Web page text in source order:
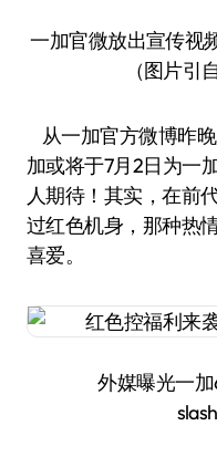
一加官微放出宣传视
（图片引
从一加官方微博昨
加或将于7月2日为一
人期待！其实，在前
过红色机身，那种热
喜爱。
外媒曝光一